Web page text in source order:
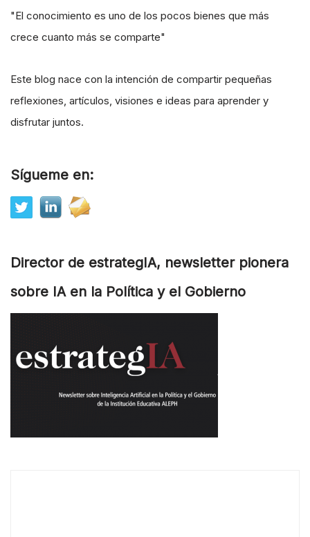
"El conocimiento es uno de los pocos bienes que más
crece cuanto más se comparte"
Este blog nace con la intención de compartir pequeñas
reflexiones, artículos, visiones e ideas para aprender y
disfrutar juntos.
Sígueme en:
Director de estrategIA, newsletter pionera
sobre IA en la Política y el Gobierno